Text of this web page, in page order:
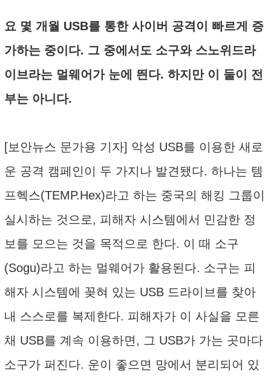
요 몇 개월 USB를 통한 사이버 공격이 빠르게 증
가하는 중이다. 그 중에서도 소구와 스노위드라
이브라는 멀웨어가 눈에 띈다. 하지만 이 둘이 전
부는 아니다.
[보안뉴스 문가용 기자] 악성 USB를 이용한 새로
운 공격 캠페인이 두 가지나 발견됐다. 하나는 템
프헥스(TEMP.Hex)라고 하는 중국의 해킹 그룹이
실시하는 것으로, 피해자 시스템에서 민감한 정
보를 모으는 것을 목적으로 한다. 이 때 소구
(Sogu)라고 하는 멀웨어가 활용된다. 소구는 피
해자 시스템에 꽂혀 있는 USB 드라이브를 찾아
내 스스로를 복제한다. 피해자가 이 사실을 모른
채 USB를 계속 이용하면, 그 USB가 가는 곳마다
소구가 퍼진다. 운이 좋으면 망에서 분리되어 있